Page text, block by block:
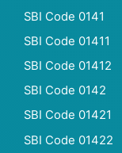
SBI Code 0141
SBI Code 01411
SBI Code 01412
SBI Code 0142
SBI Code 01421
SBI Code 01422